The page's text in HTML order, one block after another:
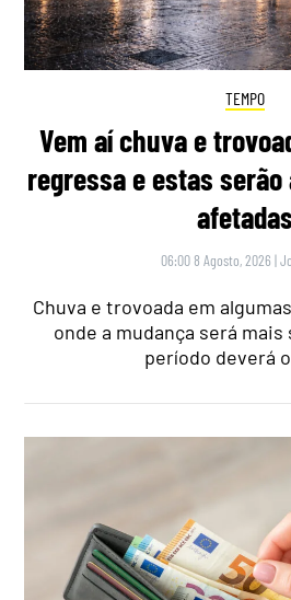
TEMPO
Vem aí chuva e
regressa e estas
afetadas
06:00 8 Agosto, 2026 |
Chuva e trovoada em
onde a mudança será
período deverá